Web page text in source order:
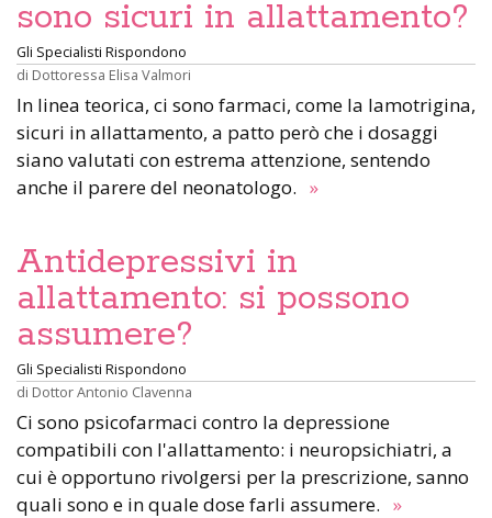
sono sicuri in allattamento?
Gli Specialisti Rispondono
di Dottoressa Elisa Valmori
In linea teorica, ci sono farmaci, come la lamotrigina,
sicuri in allattamento, a patto però che i dosaggi
siano valutati con estrema attenzione, sentendo
anche il parere del neonatologo. »
Antidepressivi in
allattamento: si possono
assumere?
Gli Specialisti Rispondono
di Dottor Antonio Clavenna
Ci sono psicofarmaci contro la depressione
compatibili con l'allattamento: i neuropsichiatri, a
cui è opportuno rivolgersi per la prescrizione, sanno
quali sono e in quale dose farli assumere. »